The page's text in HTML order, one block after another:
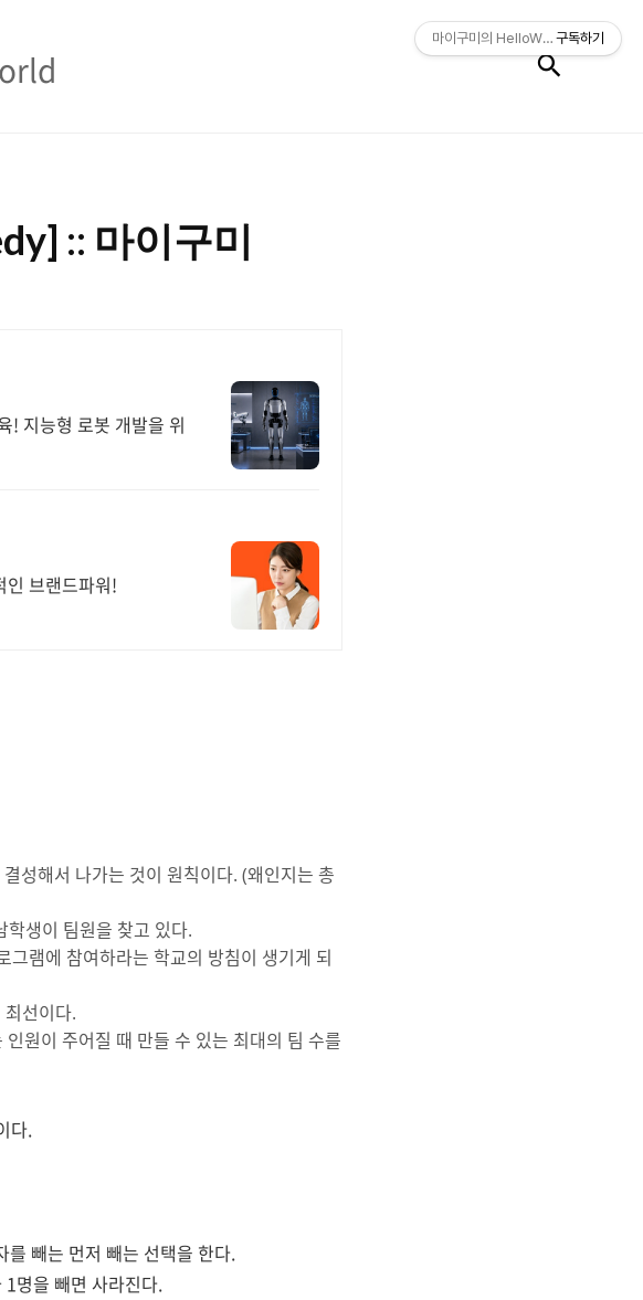
검색
:: 마이구미
! 지능형 로봇 개발을 위
인 브랜드파워!
성해서 나가는 것이 원칙이다. (왜인지는 총
생이 팀원을 찾고 있다.
램에 참여하라는 학교의 방침이 생기게 되
선이다.
원이 주어질 때 만들 수 있는 최대의 팀 수를
다.
빼는 먼저 빼는 선택을 한다.
1명을 빼면 사라진다.
마이구미의 HelloWorld구독하기